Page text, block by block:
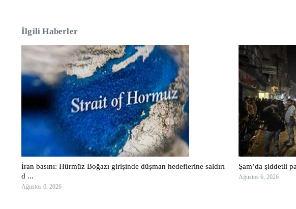
İlgili Haberler
İran basını: Hürmüz Boğazı girişinde düşman hedeflerine saldırı
d ...
Ağustos 6, 2026
Şam’da şiddetli
Ağustos 6, 2026